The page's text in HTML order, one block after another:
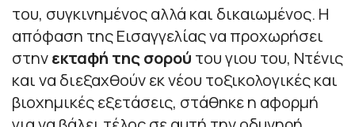
του, συγκινημένος αλλά και δικαιωμένος. Η
απόφαση της Εισαγγελίας να προχωρήσει
στηνεκταφή της σορού του γιου του, Ντένις
και να διεξαχθούν εκ νέου τοξικολογικές και
βιοχημικές εξετάσεις, στάθηκε η αφορμή